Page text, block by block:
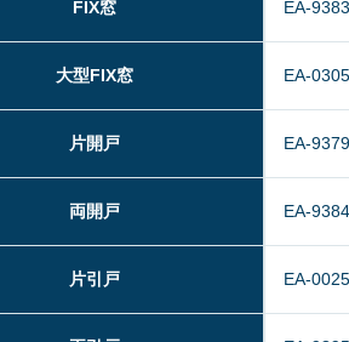
FIX窓 EA-9383
大型FIX窓 EA-0305
片開戸 EA-9379
両開戸 EA-9384
片引戸 EA-0025